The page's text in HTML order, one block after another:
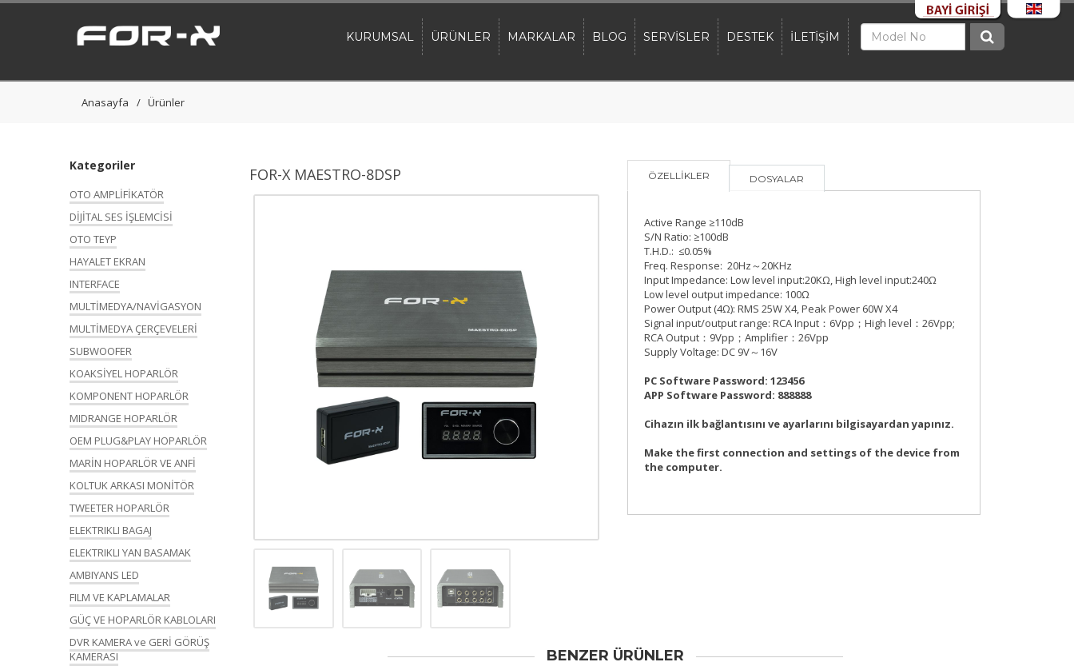
KURUMSAL ÜRÜNLER MARKALAR BLOG SERVİSLER DESTEK İLETİŞİM
Anasayfa Ürünler
Kategoriler
OTO AMPLİFİKATÖR
DİJİTAL SES İŞLEMCİSİ
OTO TEYP
HAYALET EKRAN
INTERFACE
MULTİMEDYA/NAVİGASYON
MULTİMEDYA ÇERÇEVELERİ
SUBWOOFER
KOAKSİYEL HOPARLÖR
KOMPONENT HOPARLÖR
MIDRANGE HOPARLÖR
OEM PLUG&PLAY HOPARLÖR
MARİN HOPARLÖR VE ANFİ
KOLTUK ARKASI MONİTÖR
TWEETER HOPARLÖR
ELEKTRIKLI BAGAJ
ELEKTRIKLI YAN BASAMAK
AMBIYANS LED
FILM VE KAPLAMALAR
GÜÇ VE HOPARLÖR KABLOLARI
DVR KAMERA ve GERİ GÖRÜŞ
KAMERASI
FOR-X MAESTRO-8DSP ÖZELLİKLER DOSYALAR
Active Range ≥110dB
S/N Ratio: ≥100dB
T.H.D.: ≤0.05%
Freq. Response: 20Hz～20KHz
Input Impedance: Low level input:20KΩ, High level input:240Ω
Low level output impedance: 100Ω
Power Output (4Ω): RMS 25W X4, Peak Power 60W X4
Signal input/output range: RCA Input：6Vpp；High level：26Vpp;
RCA Output：9Vpp；Amplifier：26Vpp
Supply Voltage: DC 9V～16V
PC Software Password: 123456
APP Software Password: 888888
Cihazın ilk bağlantısını ve ayarlarını bilgisayardan yapınız.
Make the first connection and settings of the device from
the computer.
BENZER ÜRÜNLER